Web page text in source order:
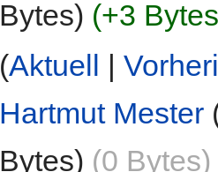
Bytes) (+3
(Aktuell |
Hartmut Mester
Bytes) (0 Bytes)